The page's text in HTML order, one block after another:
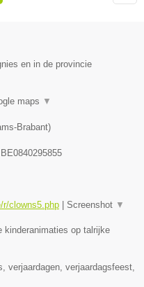
en in de provincie
maps ▼
Brabant)
BE0840295855
r/clowns5.php Screenshot ▼
kinderanimaties op talrijke
verjaardagen, verjaardagsfeest,